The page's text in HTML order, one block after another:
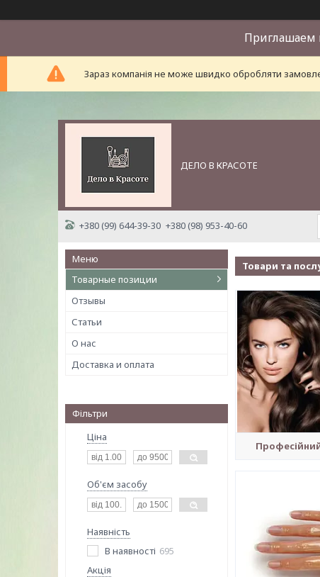
Приглашаем
Зараз компанія не може швидко обробляти
ДЕЛО В КРАСОТЕ
+380 (99) 644-39-30 +380 (98) 953-40-60
Товарные позиции
Отзывы
Статьи
О нас
Доставка и оплата
Фільтри
Ціна
Об'єм засобу
Наявність
В наявності 695
Акція
Товари та